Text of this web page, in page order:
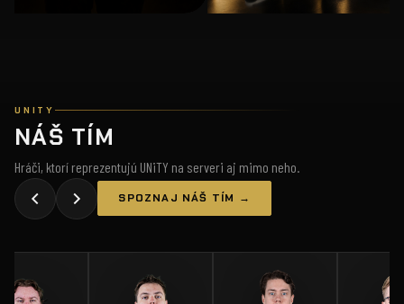
UNITY
NÁŠ TÍM
Hráči, ktorí reprezentujú UNiTY na serveri aj mimo neho.
SPOZNAJ NÁŠ TÍM →